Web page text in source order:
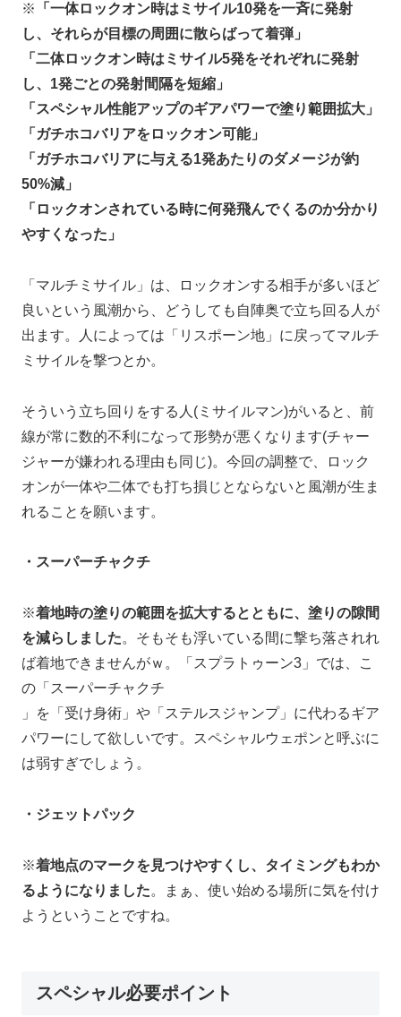
※
「一体ロックオン時はミサイル10発を一斉に発射
し、それらが目標の周囲に散らばって着弾」
「二体ロックオン時はミサイル5発をそれぞれに発射
し、1発ごとの発射間隔を短縮」
「スペシャル性能アップのギアパワーで塗り範囲拡大」
「ガチホコバリアをロックオン可能」
「ガチホコバリアに与える1発あたりのダメージが約
50%減」
「ロックオンされている時に何発飛んでくるのか分かり
やすくなった」
「マルチミサイル」は、ロックオンする相手が多いほど
良いという風潮から、どうしても自陣奥で立ち回る人が
出ます。人によっては「リスポーン地」に戻ってマルチ
ミサイルを撃つとか。
そういう立ち回りをする人(ミサイルマン)がいると、前
線が常に数的不利になって形勢が悪くなります(チャー
ジャーが嫌われる理由も同じ)。今回の調整で、ロック
オンが一体や二体でも打ち損じとならないと風潮が生ま
れることを願います。
・スーパーチャクチ
※着地時の塗りの範囲を拡大するとともに、塗りの隙間
を減らしました。そもそも浮いている間に撃ち落されれ
ば着地できませんがｗ。「スプラトゥーン3」では、こ
の「スーパーチャクチ
」を「受け身術」や「ステルスジャンプ」に代わるギア
パワーにして欲しいです。スペシャルウェポンと呼ぶに
は弱すぎでしょう。
・ジェットパック
※着地点のマークを見つけやすくし、タイミングもわか
るようになりました。まぁ、使い始める場所に気を付け
ようということですね。
スペシャル必要ポイント